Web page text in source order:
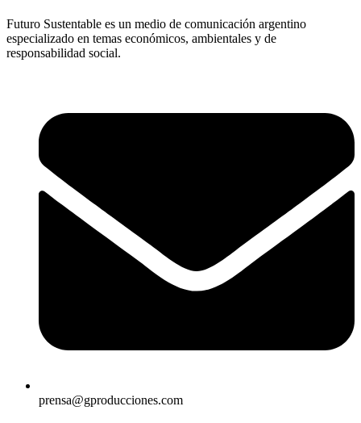
Futuro Sustentable es un medio de comunicación argentino
especializado en temas económicos, ambientales y de
responsabilidad social.
prensa@gproducciones.com